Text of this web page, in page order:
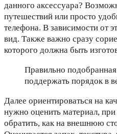
данного аксессуара?
путешествий или просто
телефона. В зависимости от
вид. Также важно сразу
которого должна быть
Правильно
поддержать порядок в
Далее ориентироваться на
нужно оценить материал,
обратить, как на внешнюю